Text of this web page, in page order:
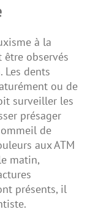
à la
observés
Les dents
ou de
surveiller les
présager
de
aux ATM
matin,
présents, il